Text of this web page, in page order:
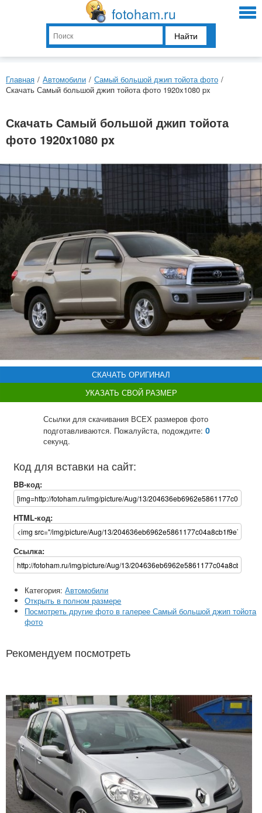
fotoham.ru
Найти
Главная / Автомобили / Самый большой джип тойота фото /
Скачать Самый большой джип тойота фото 1920x1080 px
Скачать Самый большой джип тойота
фото 1920x1080 px
СКАЧАТЬ ОРИГИНАЛ
УКАЗАТЬ СВОЙ РАЗМЕР
Ссылки для скачивания ВСЕХ размеров фото
подготавливаются. Пожалуйста, подождите: 0
секунд.
Код для вставки на сайт:
BB-код:
HTML-код:
Ссылка:
Категория:Автомобили
Открыть в полном размере
Посмотреть другие фото в галерее Самый большой джип тойота
фото
Рекомендуем посмотреть